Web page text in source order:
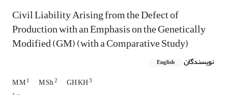
Civil Liability Arising from the Defect of
Production with an Emphasis on the Genetically
Modified (GM) (with a Comparative Study)
نویسندگان English
M M1 M Sh2 GH KH3